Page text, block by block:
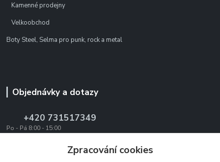
Kamenné prodejny
Velkoobchod
Boty Steel, Selma pro punk, rock a metal
Objednávky a dotazy
+420 731517349
Po - Pá 8:00 - 15:00
office@texevo.czZpracování cookies